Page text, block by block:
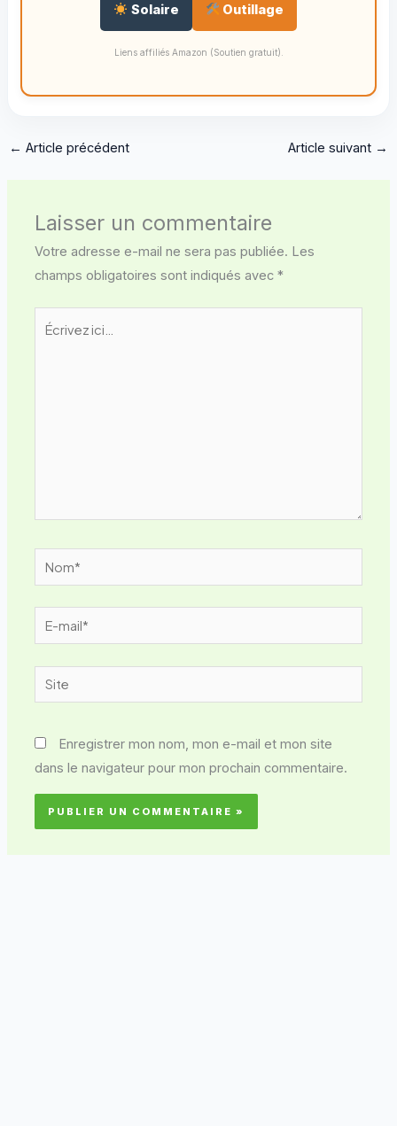
Solaire Outillage
Liens affiliés Amazon (Soutien gratuit).
← Article précédent Article suivant →
Laisser un commentaire
Votre adresse e-mail ne sera pas publiée. Les
champs obligatoires sont indiqués avec*
Écrivez
Nom*
E-
mail*
Site
Enregistrer mon nom, mon e-mail et mon site
dans le navigateur pour mon prochain commentaire.